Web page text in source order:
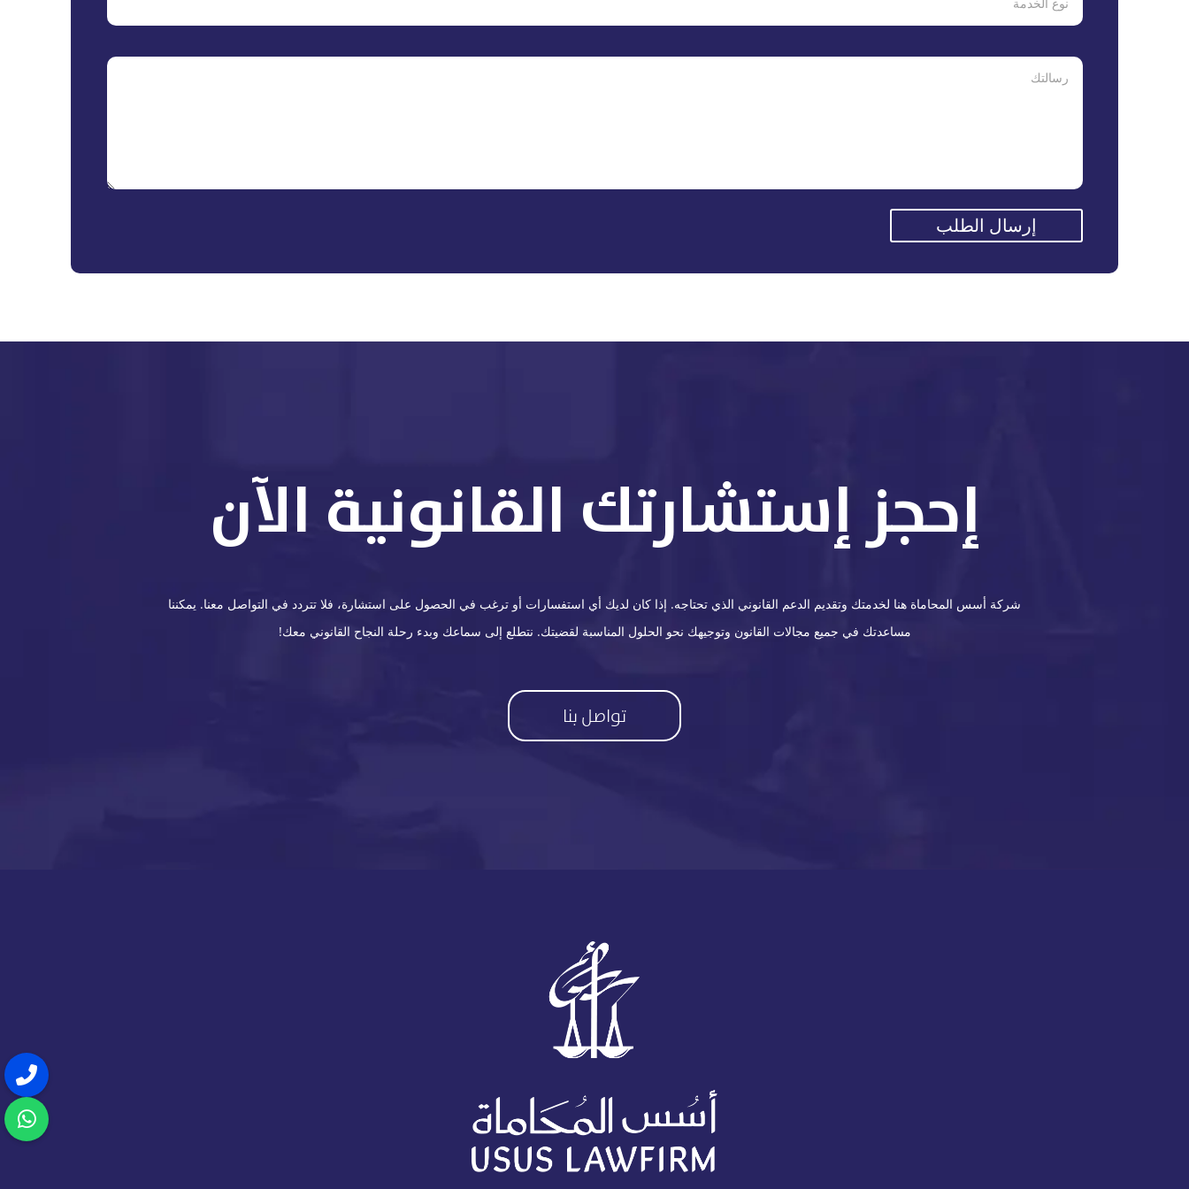
إرسال الطلب
إحجز إستشارتك القانونية الآن
شركة أسس المحاماة هنا لخدمتك وتقديم الدعم القانوني الذي تحتاجه. إذا كان لديك أي استفسارات أو ترغب في الحصول على استشارة، فلا تتردد في التواصل معنا. يمكننا
مساعدتك في جميع مجالات القانون وتوجيهك نحو الحلول المناسبة لقضيتك. نتطلع إلى سماعك وبدء رحلة النجاح القانوني معك!
تواصل بنا